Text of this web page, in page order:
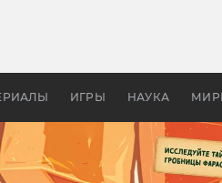
ИГРЫ НАУКА
апокалипсис, в